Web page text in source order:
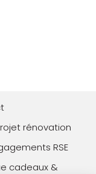
rénovation
RSE
cadeaux &